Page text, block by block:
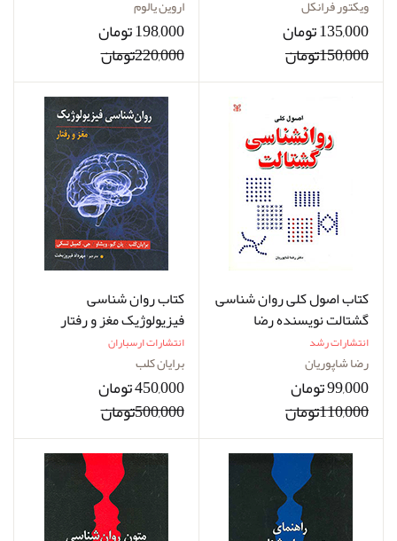
صالحیان
ویکتور فرانکل
135,000 تومان
150,000تومان
نژاد آسمانی
اروین یالوم
198,000 تومان
220,000تومان
کتاب اصول کلی روان شناسی
گشتالت نویسنده رضا
شاپوریان
انتشارات رشد
رضا شاپوریان
99,000 تومان
110,000تومان
کتاب روان شناسی
فیزیولوژیک مغز و رفتار
نویسنده برایان کلب مترجم
مهرداد فیروزبخت
انتشارات ارسباران
برایان کلب
450,000 تومان
500,000تومان